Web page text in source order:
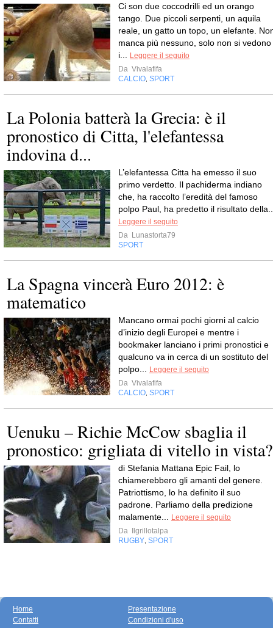
Ci son due coccodrilli ed un orango
tango. Due piccoli serpenti, un aquila
reale, un gatto un topo, un elefante.
manca più nessuno, solo non si vedono
i...
Leggere il seguito
Da Vivalafifa
CALCIO SPORT
La Polonia batterà la Grecia: è il
pronostico di Citta, l'elefantessa
indovina d...
L’elefantessa Citta ha emesso il suo
primo verdetto. Il pachiderma indiano
che, ha raccolto l’eredità del famoso
polpo Paul, ha predetto il risultato
Leggere il seguito
Da Lunastorta79
SPORT
La Spagna vincerà Euro 2012: è
matematico
Mancano ormai pochi giorni al calcio
d’inizio degli Europei e mentre i
bookmaker lanciano i primi pronostici e
qualcuno va in cerca di un sostituto del
polpo...
Leggere il seguito
Da Vivalafifa
CALCIO SPORT
Uenuku – Richie McCow sbaglia il
pronostico: grigliata di vitello in vista?
di Stefania Mattana Epic Fail, lo
chiamerebbero gli amanti del genere.
Patriottismo, lo ha definito il suo
padrone. Parliamo della predizione
malamente...
Leggere il seguito
Da Ilgrillotalpa
RUGBY SPORT
Home
Contatti
Presentazione
Condizioni d'uso